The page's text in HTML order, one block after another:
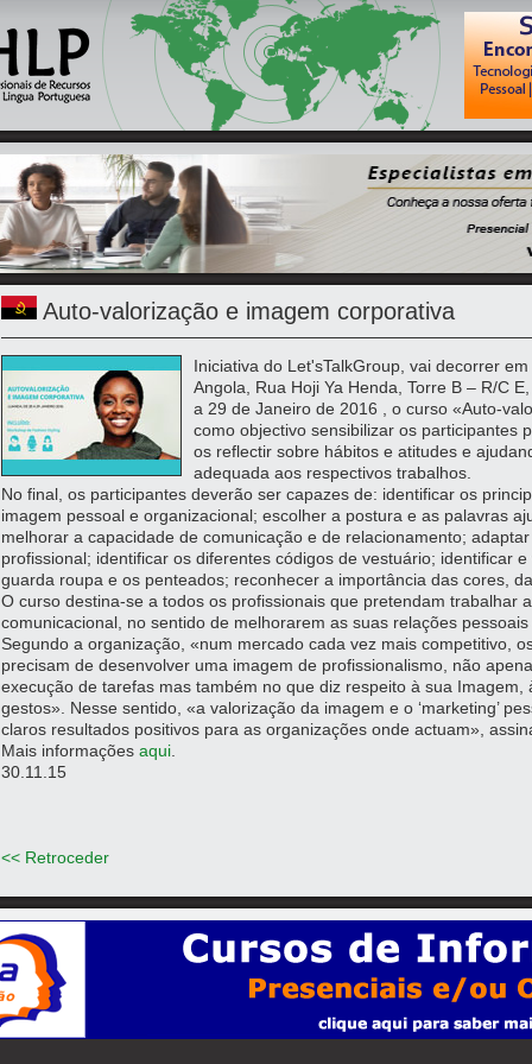
Auto-valorização e imagem corporativa
Iniciativa do Let'sTalkGroup, vai decorrer
Angola, Rua Hoji Ya Henda, Torre B – R/C
a 29 de Janeiro de 2016 , o curso «Auto-
como objectivo sensibilizar os participantes
os reflectir sobre hábitos e atitudes e
adequada aos respectivos trabalhos.
No final, os participantes deverão ser capazes de: identificar os
imagem pessoal e organizacional; escolher a postura e as palavras
melhorar a capacidade de comunicação e de relacionamento;
profissional; identificar os diferentes códigos de vestuário; identificar
guarda roupa e os penteados; reconhecer a importância das cores,
O curso destina-se a todos os profissionais que pretendam trabalhar
comunicacional, no sentido de melhorarem as suas relações pessoais
Segundo a organização, «num mercado cada vez mais competitivo,
precisam de desenvolver uma imagem de profissionalismo, não
execução de tarefas mas também no que diz respeito à sua
gestos». Nesse sentido, «a valorização da imagem e o ‘marketing’
claros resultados positivos para as organizações onde actuam»,
Mais informações aqui
30.11.15
<< Retroceder